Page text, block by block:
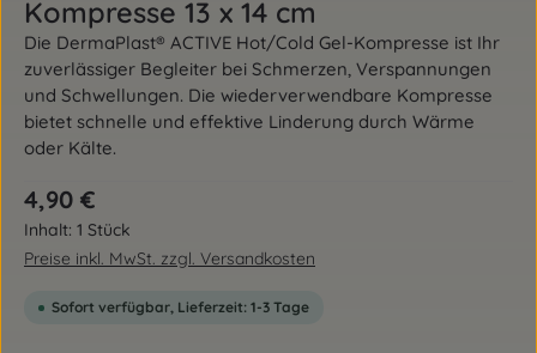
Kompresse 13 x 14 cm
Die DermaPlast® ACTIVE Hot/Cold Gel-Kompresse ist Ihr
zuverlässiger Begleiter bei Schmerzen, Verspannungen
und Schwellungen. Die wiederverwendbare Kompresse
bietet schnelle und effektive Linderung durch Wärme
oder Kälte.
Regulärer Preis:
4,90 €
Inhalt: 1 Stück
Preise inkl. MwSt. zzgl. Versandkosten
Sofort verfügbar, Lieferzeit: 1-3 Tage